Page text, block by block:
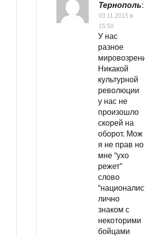
Тернополь:
03.11.2015 в
15:50
У нас
разное
Никакой
культурной
революции
у нас не
произошло
скорей на
оборот. Мож
я не прав но
мне “ухо
режет”
слово
лично
знаком с
некоторими
бойцами